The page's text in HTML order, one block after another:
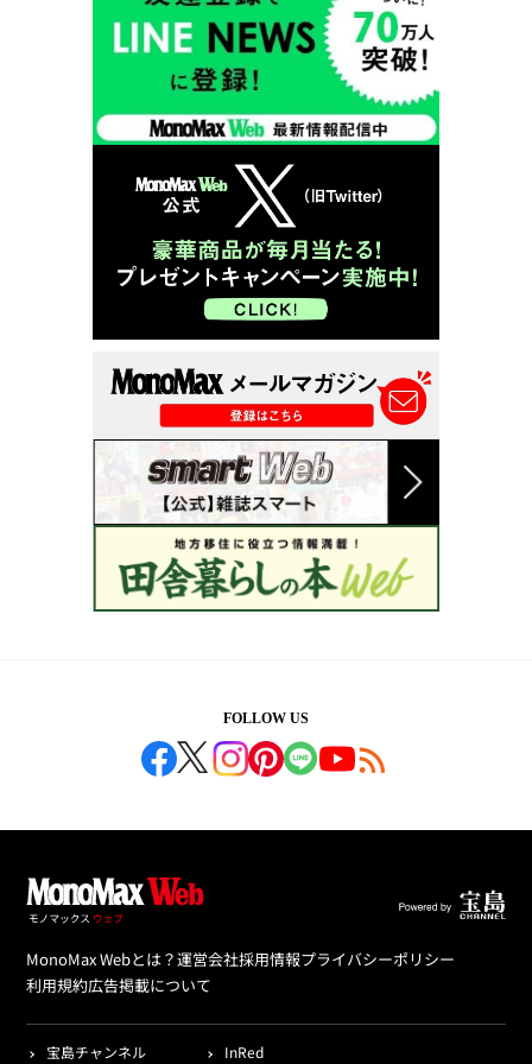
FOLLOW US
MonoMax Webとは？運営会社採用情報プライバシーポリシー
利用規約広告掲載について
宝島チャンネル
InRed